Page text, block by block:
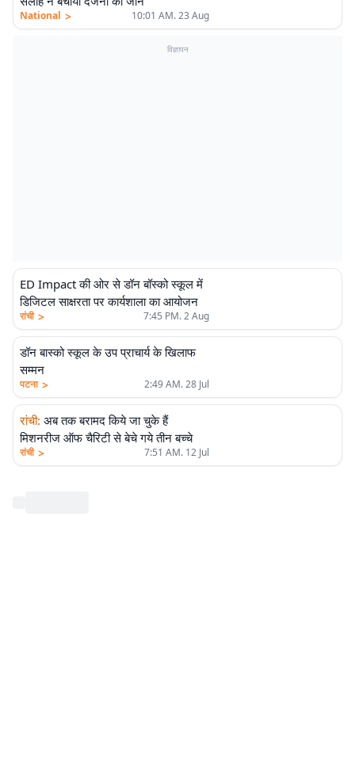
National > 10:01 AM. 23 Aug
विज्ञापन
ED Impact की ओर से डॉन बॉस्को स्कूल में
डिजिटल साक्षरता पर कार्यशाला का आयोजन
रांची > 7:45 PM. 2 Aug
डॉन बास्को स्कूल के उप प्राचार्य के खिलाफ
सम्मन
पटना > 2:49 AM. 28 Jul
रांची: अब तक बरामद किये जा चुके हैं
मिशनरीज ऑफ चैरिटी से बेचे गये तीन बच्चे
रांची > 7:51 AM. 12 Jul